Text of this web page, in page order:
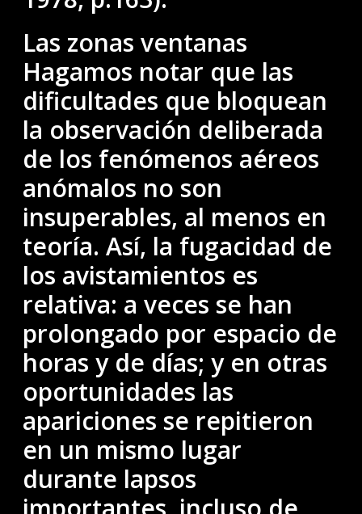
Las zonas ventanas
Hagamos notar que las
dificultades que bloquean
la observación deliberada
de los fenómenos aéreos
anómalos no son
insuperables, al menos en
teoría. Así, la fugacidad de
los avistamientos es
relativa: a veces se han
prolongado por espacio de
horas y de días; y en otras
oportunidades las
apariciones se repitieron
en un mismo lugar
durante lapsos